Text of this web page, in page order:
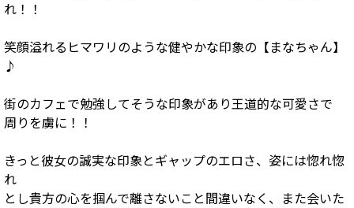
れ！！
笑顔溢れるヒマワリのような健やかな印象の【まなちゃん】
♪
街のカフェで勉強してそうな印象があり王道的な可愛さで
周りを虜に！！
きっと彼女の誠実な印象とギャップのエロさ、姿には惚れ惚
れ
とし貴方の心を掴んで離さないこと間違いなく、また会いた